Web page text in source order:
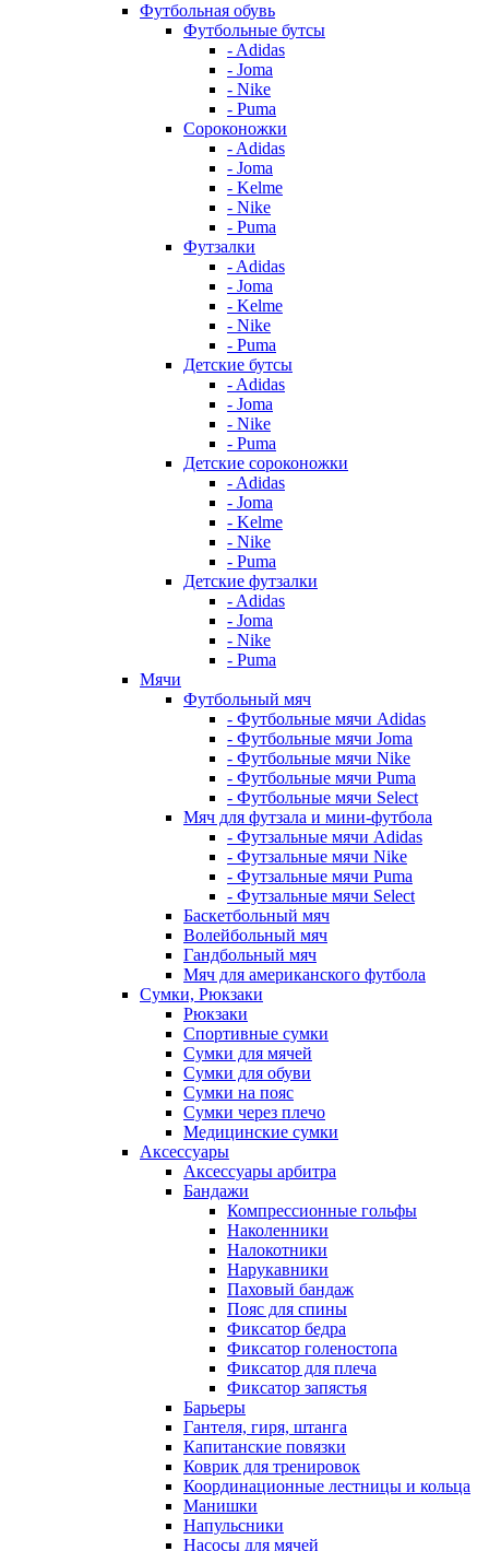
Футбольная обувь
Футбольные бутсы
- Adidas
- Joma
- Nike
- Puma
Сороконожки
- Adidas
- Joma
- Kelme
- Nike
- Puma
Футзалки
- Adidas
- Joma
- Kelme
- Nike
- Puma
Детские бутсы
- Adidas
- Joma
- Nike
- Puma
Детские сороконожки
- Adidas
- Joma
- Kelme
- Nike
- Puma
Детские футзалки
- Adidas
- Joma
- Nike
- Puma
Мячи
Футбольный мяч
- Футбольные мячи Adidas
- Футбольные мячи Joma
- Футбольные мячи Nike
- Футбольные мячи Puma
- Футбольные мячи Select
Мяч для футзала и мини-футбола
- Футзальные мячи Adidas
- Футзальные мячи Nike
- Футзальные мячи Puma
- Футзальные мячи Select
Баскетбольный мяч
Волейбольный мяч
Гандбольный мяч
Мяч для американского футбола
Сумки, Рюкзаки
Рюкзаки
Спортивные сумки
Сумки для мячей
Сумки для обуви
Сумки на пояс
Сумки через плечо
Медицинские сумки
Аксессуары
Аксессуары арбитра
Бандажи
Компрессионные гольфы
Наколенники
Налокотники
Нарукавники
Паховый бандаж
Пояс для спины
Фиксатор бедра
Фиксатор голеностопа
Фиксатор для плеча
Фиксатор запястья
Барьеры
Гантеля, гиря, штанга
Капитанские повязки
Коврик для тренировок
Координационные лестницы и кольца
Манишки
Напульсники
Насосы для мячей